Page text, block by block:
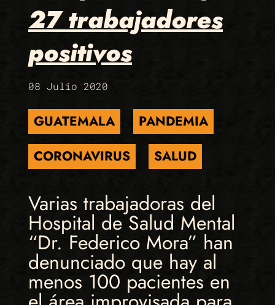
27 trabajadores
positivos
08 Julio 2020
GUATEMALA
PANDEMIA
CORONAVIRUS
SALUD
Varias trabajadoras del
Hospital de Salud Mental
“Dr. Federico Mora” han
denunciado que hay al
menos 100 pacientes en